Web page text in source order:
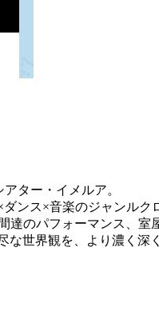
ター・イメルア。
ンス×音楽のジャンルク
達のパフォーマンス、室
な世界観を、より濃く深